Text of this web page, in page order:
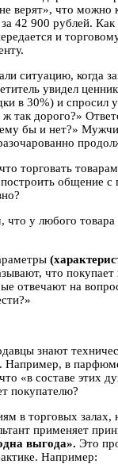
верят», что можно
42 900 рублей. Как
и
ситуацию, когда
увидел
в 30%) и спросил
ж так дорого?»
бы и нет?»
торговать
общение с
что у любого товара
что покупает
отвечают на
знают
Например, в
«в составе этих
покупателю?
в торговых залах,
применяет
выгода». Это
Например: